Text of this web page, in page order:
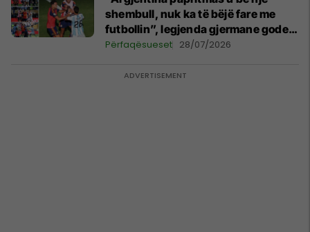
shembull, nuk ka të bëjë fare me
futbollin”, legjenda gjermane godet
argjentinasit
Përfaqësueset 28/07/2026